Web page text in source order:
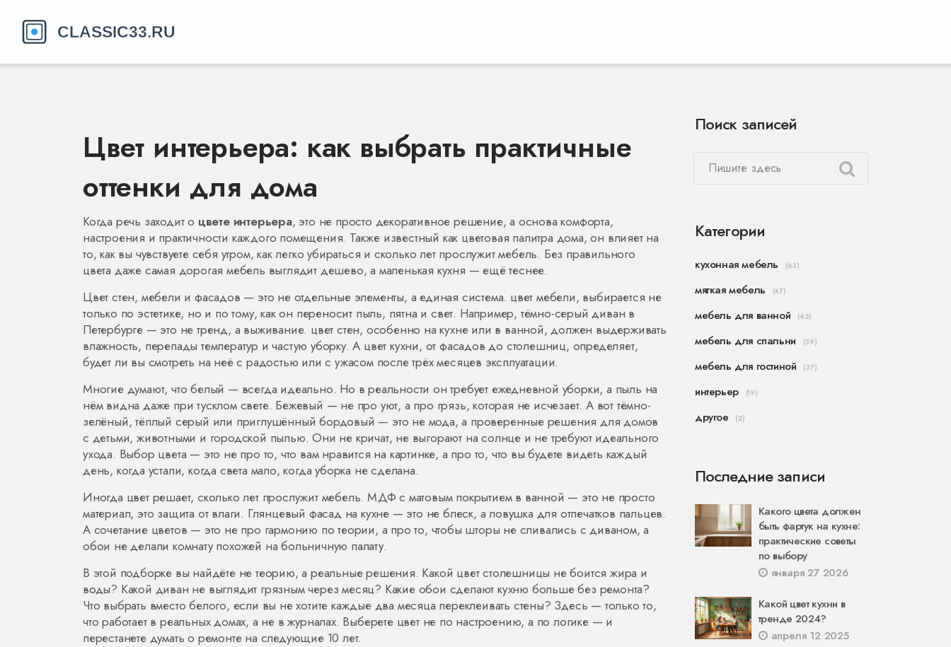
Цвет интерьера: как выбрать практичные
оттенки для дома
Когда речь заходит о цвете интерьера, это не просто декоративное решение, а основа комфорта,
настроения и практичности каждого помещения. Также известный как цветовая палитра дома, он влияет на
то, как вы чувствуете себя утром, как легко убираться и сколько лет прослужит мебель. Без правильного
цвета даже самая дорогая мебель выглядит дешево, а маленькая кухня — ещё теснее.
Цвет стен, мебели и фасадов — это не отдельные элементы, а единая система. цвет мебели, выбирается не
только по эстетике, но и по тому, как он переносит пыль, пятна и свет. Например, тёмно-серый диван в
Петербурге — это не тренд, а выживание. цвет стен, особенно на кухне или в ванной, должен выдерживать
влажность, перепады температур и частую уборку. А цвет кухни, от фасадов до столешниц, определяет,
будет ли вы смотреть на неё с радостью или с ужасом после трёх месяцев эксплуатации.
Многие думают, что белый — всегда идеально. Но в реальности он требует ежедневной уборки, а пыль на
нём видна даже при тусклом свете. Бежевый — не про уют, а про грязь, которая не исчезает. А вот тёмно-
зелёный, тёплый серый или приглушённый бордовый — это не мода, а проверенные решения для домов
с детьми, животными и городской пылью. Они не кричат, не выгорают на солнце и не требуют идеального
ухода. Выбор цвета — это не про то, что вам нравится на картинке, а про то, что вы будете видеть каждый
день, когда устали, когда света мало, когда уборка не сделана.
Иногда цвет решает, сколько лет прослужит мебель. МДФ с матовым покрытием в ванной — это не просто
материал, это защита от влаги. Глянцевый фасад на кухне — это не блеск, а ловушка для отпечатков пальцев.
А сочетание цветов — это не про гармонию по теории, а про то, чтобы шторы не сливались с диваном, а
обои не делали комнату похожей на больничную палату.
В этой подборке вы найдёте не теорию, а реальные решения. Какой цвет столешницы не боится жира и
воды? Какой диван не выглядит грязным через месяц? Какие обои сделают кухню больше без ремонта?
Что выбрать вместо белого, если вы не хотите каждые два месяца переклеивать стены? Здесь — только то,
что работает в реальных домах, а не в журналах. Выберете цвет не по настроению, а по логике — и
перестанете думать о ремонте на следующие 10 лет.
Поиск записей
Категории
кухонная мебель (63)
мягкая мебель (47)
мебель для ванной (43)
мебель для спальни (39)
мебель для гостиной (37)
интерьер (19)
другое (2)
Последние записи
Какого цвета должен
быть фартук на кухне:
практические советы
по выбору
января 27 2026
Какой цвет кухни в
тренде 2024?
апреля 12 2025